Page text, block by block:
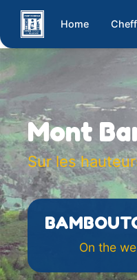
Home
Mont
Sur les
On the